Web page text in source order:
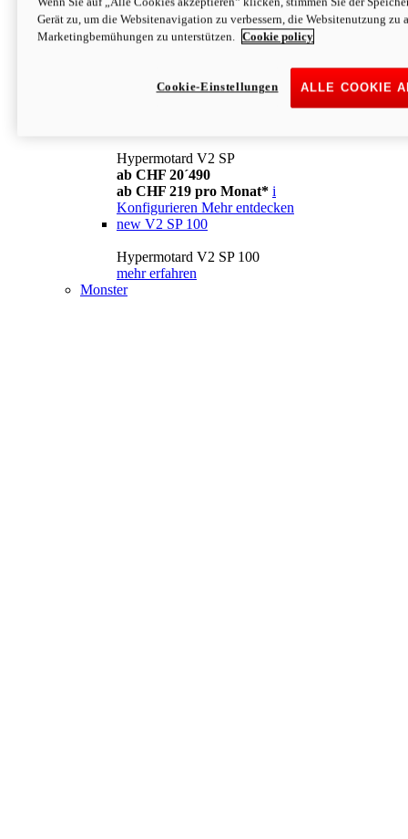
Konfigurieren Mehr entdecken
newV2
ab CHF 169 pro Monat* i
Mehr entdecken
Hypermotard V2 SP
ab CHF 20´490
ab CHF 219 pro Monat* i
Konfigurieren Mehr entdecken
new V2 SP 100
Hypermotard V2 SP 100
mehr erfahren
Monster
Gerät zu, um die Websitenavigation zu verbessern, die Websitenutzung zu
Marketingbemühungen zu unterstützen.
Cookie policy
ALLE COOKIE
Cookie-Einstellungen